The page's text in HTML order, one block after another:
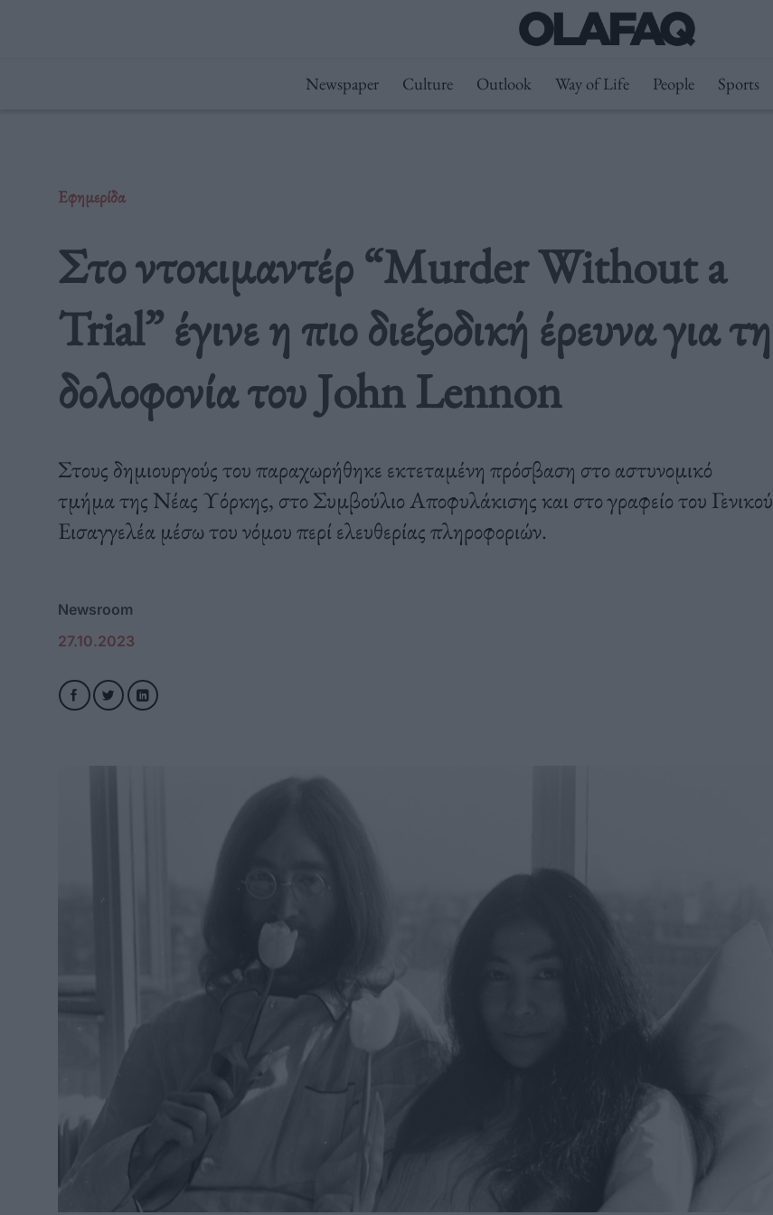
Newspaper Culture Outlook Way of Life People Sports
Εφημερίδα
Στο ντοκιμαντέρ “Murder Without a
Trial” έγινε η πιο διεξοδική έρευνα για τη
δολοφονία του John Lennon
Στους δημιουργούς του παραχωρήθηκε εκτεταμένη πρόσβαση στο αστυνομικό
τμήμα της Νέας Υόρκης, στο Συμβούλιο Αποφυλάκισης και στο γραφείο του Γενικού
Εισαγγελέα μέσω του νόμου περί ελευθερίας πληροφοριών.
Newsroom
27.10.2023